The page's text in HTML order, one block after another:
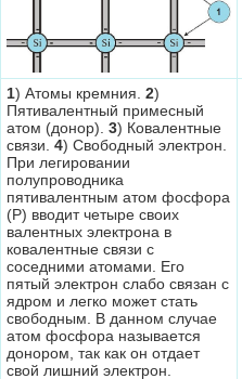
1) Атомы кремния. 2)
Пятивалентный примесный
атом (донор). 3) Ковалентные
связи. 4) Свободный электрон.
При легировании
полупроводника
пятивалентным атом фосфора
(P) вводит четыре своих
валентных электрона в
ковалентные связи с
соседними атомами. Его
пятый электрон слабо связан с
ядром и легко может стать
свободным. В данном случае
атом фосфора называется
донором, так как он отдает
свой лишний электрон.